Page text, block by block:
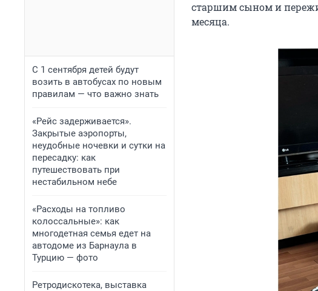
С 1 сентября детей будут
возить в автобусах по новым
правилам — что важно знать
«Рейс задерживается».
Закрытые аэропорты,
неудобные ночевки и сутки на
пересадку: как
путешествовать при
нестабильном небе
«Расходы на топливо
колоссальные»: как
многодетная семья едет на
автодоме из Барнаула в
Турцию — фото
Ретродискотека, выставка
старшим сыном и
месяца.